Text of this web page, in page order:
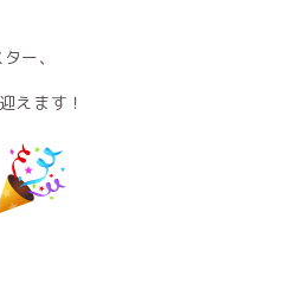
ー、
えます！